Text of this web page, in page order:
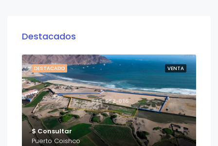
Destacados
VENTA
DESTACADO
$ Consultar
Puerto Coishco